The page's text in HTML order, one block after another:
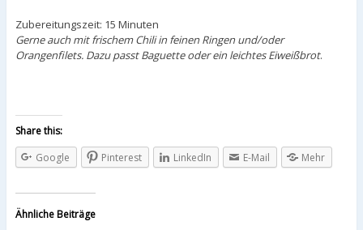
Zubereitungszeit: 15 Minuten
Gerne auch mit frischem Chili in feinen Ringen und/oder
Orangenfilets. Dazu passt Baguette oder ein leichtes Eiweißbrot.
Share this:
Google
Pinterest LinkedIn E-Mail Mehr
Ähnliche Beiträge